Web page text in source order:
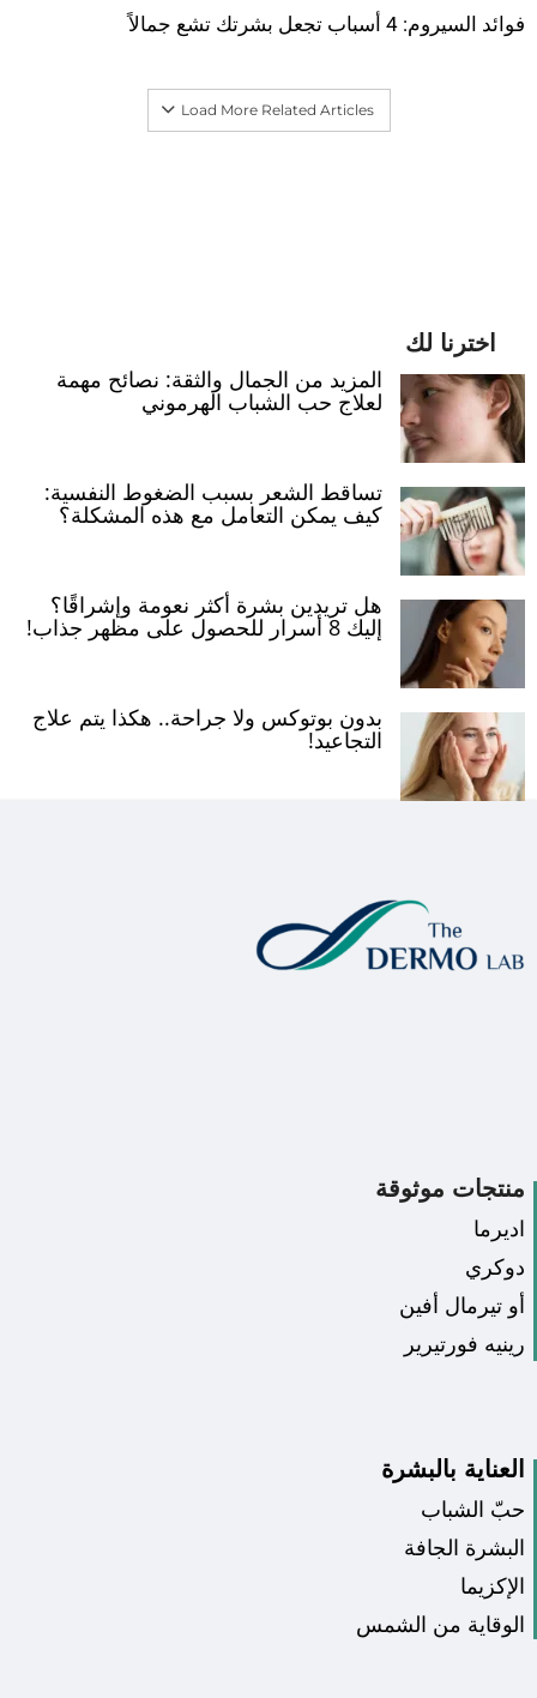
فوائد السيروم: 4 أسباب تجعل بشرتك تشع جمالاً
Load More Related Articles
اخترنا لك
المزيد من الجمال والثقة: نصائح مهمة
لعلاج حب الشباب الهرموني
تساقط الشعر بسبب الضغوط النفسية:
كيف يمكن التعامل مع هذه المشكلة؟
هل تريدين بشرة أكثر نعومة وإشراقًا؟
إليك 8 أسرار للحصول على مظهر جذاب!
بدون بوتوكس ولا جراحة.. هكذا يتم علاج
التجاعيد!
منتجات موثوقة
اديرما
دوكري
أو تيرمال أفين
رينيه فورتيرير
العناية بالبشرة
حبّ الشباب
البشرة الجافة
الإكزيما
الوقاية من الشمس